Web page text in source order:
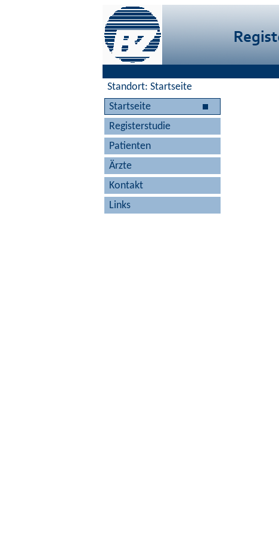
Standort: Startseite
Startseite
Registerstudie
Patienten
Ärzte
Kontakt
Links